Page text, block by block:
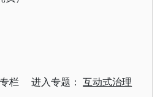
栏 进入专题：互动式治理